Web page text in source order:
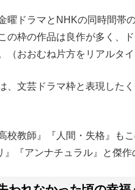
曜ドラマとNHKの同時間帯
の枠の作品は良作が多く、
（おおむね片方をリアルタ
、文芸ドラマ枠と表現した
校教師』『人間・失格』も
』『アンナチュラル』と傑作